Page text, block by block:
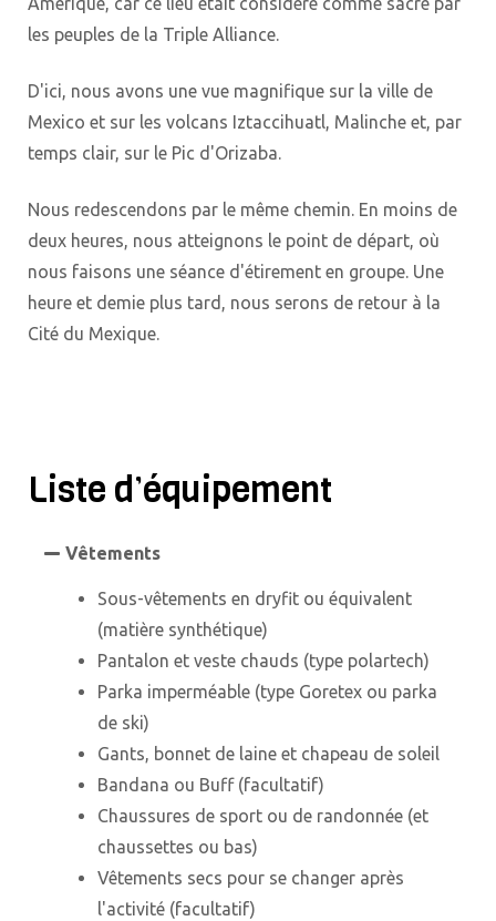
les peuples de la Triple Alliance.
D'ici, nous avons une vue magnifique sur la ville de
Mexico et sur les volcans Iztaccihuatl, Malinche et, par
temps clair, sur le Pic d'Orizaba.
Nous redescendons par le même chemin. En moins de
deux heures, nous atteignons le point de départ, où
nous faisons une séance d'étirement en groupe. Une
heure et demie plus tard, nous serons de retour à la
Cité du Mexique.
Liste d’équipement
Vêtements
Sous-vêtements en dryfit ou équivalent
(matière synthétique)
Pantalon et veste chauds (type polartech)
Parka imperméable (type Goretex ou parka
de ski)
Gants, bonnet de laine et chapeau de soleil
Bandana ou Buff (facultatif)
Chaussures de sport ou de randonnée (et
chaussettes ou bas)
Vêtements secs pour se changer après
l'activité (facultatif)